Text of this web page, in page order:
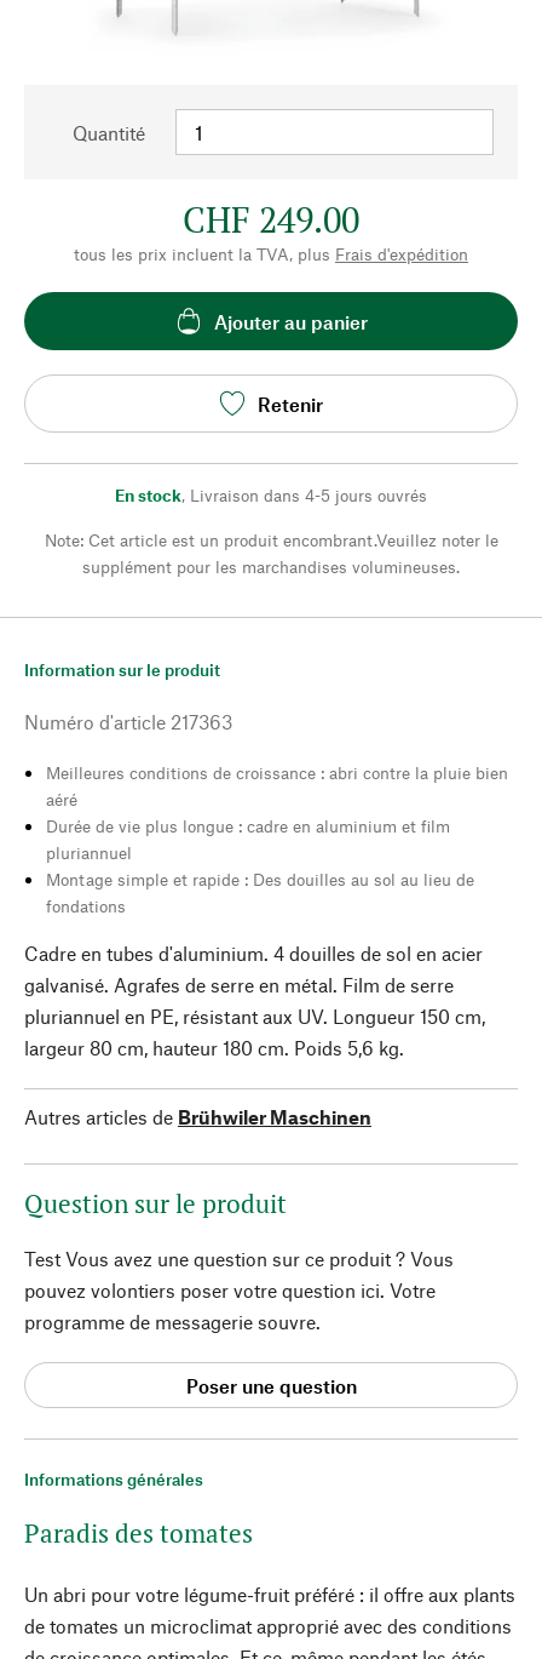
Quantité
CHF 249.00
tous les prix incluent la TVA, plus Frais d'expédition
Ajouter au panier
Retenir
En stock, Livraison dans 4-5 jours ouvrés
Note: Cet article est un produit encombrant.Veuillez noter le
supplément pour les marchandises volumineuses.
Informations générales
Paradis des tomates
Un abri pour votre légume-fruit préféré : il offre aux plants
de tomates un microclimat approprié avec des conditions
Information sur le produit
Numéro d'article 217363
Meilleures conditions de croissance : abri contre la pluie bien
aéré
Durée de vie plus longue : cadre en aluminium et film
pluriannuel
Montage simple et rapide : Des douilles au sol au lieu de
fondations
Cadre en tubes d'aluminium. 4 douilles de sol en acier
galvanisé. Agrafes de serre en métal. Film de serre
pluriannuel en PE, résistant aux UV. Longueur 150 cm,
largeur 80 cm, hauteur 180 cm. Poids 5,6 kg.
Autres articles de Brühwiler Maschinen
Question sur le produit
Test Vous avez une question sur ce produit ? Vous
pouvez volontiers poser votre question ici. Votre
programme de messagerie souvre.
Poser une question